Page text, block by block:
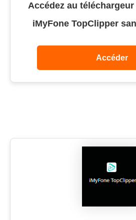
Accédez au
iMyFone TopClipper
Accéder